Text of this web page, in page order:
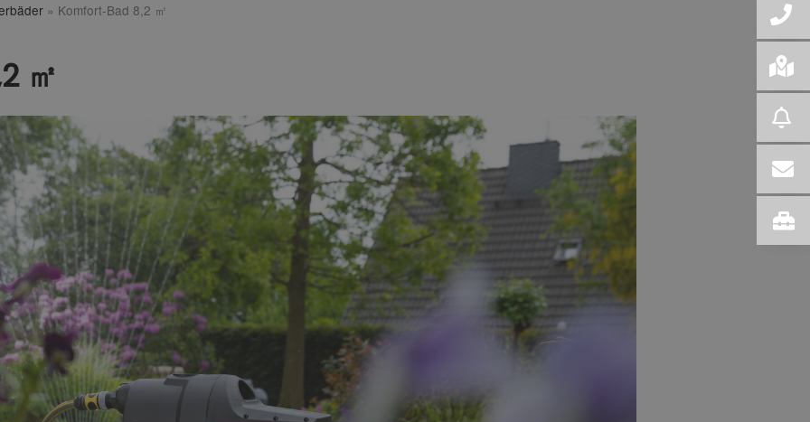
» Komfort-Bad 8,2 ㎡
㎡